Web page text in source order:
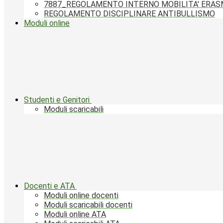
7887_REGOLAMENTO INTERNO MOBILITA'
REGOLAMENTO DISCIPLINARE ANTIBULLISMO
Moduli online
Studenti e Genitori
Moduli scaricabili
Docenti e ATA
Moduli online docenti
Moduli scaricabili docenti
Moduli online ATA